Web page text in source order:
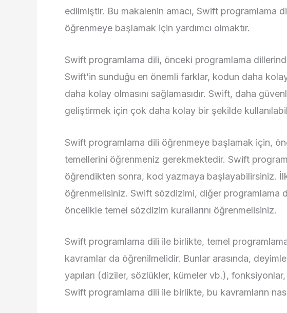
edilmiştir. Bu makalenin amacı, Swift programlama
öğrenmeye başlamak için yardımcı olmaktır.
Swift programlama dili, önceki programlama
Swift’in sunduğu en önemli farklar, kodun daha kolay
daha kolay olmasını sağlamasıdır. Swift, daha
geliştirmek için çok daha kolay bir şekilde
Swift programlama dili öğrenmeye başlamak için,
temellerini öğrenmeniz gerekmektedir. Swift
öğrendikten sonra, kod yazmaya başlayabilirsiniz.
öğrenmelisiniz. Swift sözdizimi, diğer programlama
öncelikle temel sözdizim kurallarını öğrenmelisiniz.
Swift programlama dili ile birlikte, temel programlama
kavramlar da öğrenilmelidir. Bunlar arasında,
yapıları (diziler, sözlükler, kümeler vb.), fonksiyonlar,
Swift programlama dili ile birlikte, bu kavramların